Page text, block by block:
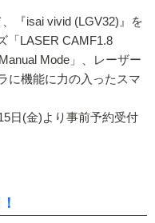
『isai vivid (LGV32)』を
「LASER CAMF1.8
Mode」、レーザー
に機能に力の入ったスマ
日(金)より事前予約受付